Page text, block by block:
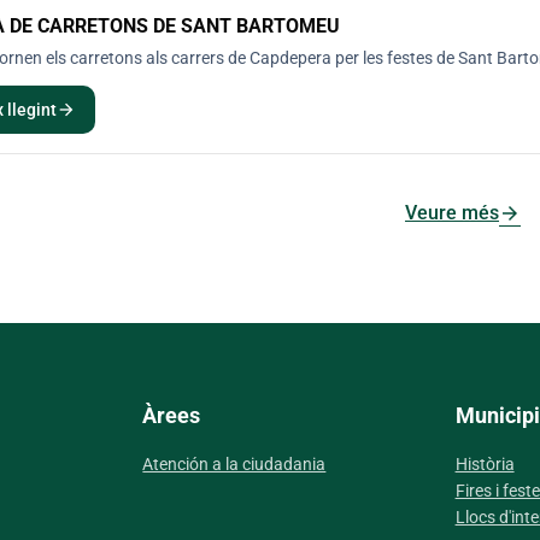
DE CARRETONS DE SANT BARTOMEU
els carretons als carrers de Capdepera per les festes de Sant
llegintarrow_forward
Veure mésarrow_forward
Àrees
Atención a la ciudadania
Municipi
Història
Fires i
Llocs